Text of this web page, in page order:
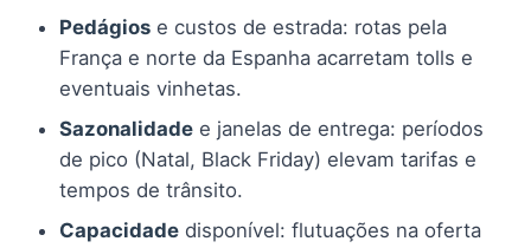
Pedágios e custos de estrada: rotas pela
França e norte da Espanha acarretam tolls e
eventuais vinhetas.
Sazonalidade e janelas de entrega: períodos
de pico (Natal, Black Friday) elevam tarifas e
tempos de trânsito.
Capacidade disponível: flutuações na oferta